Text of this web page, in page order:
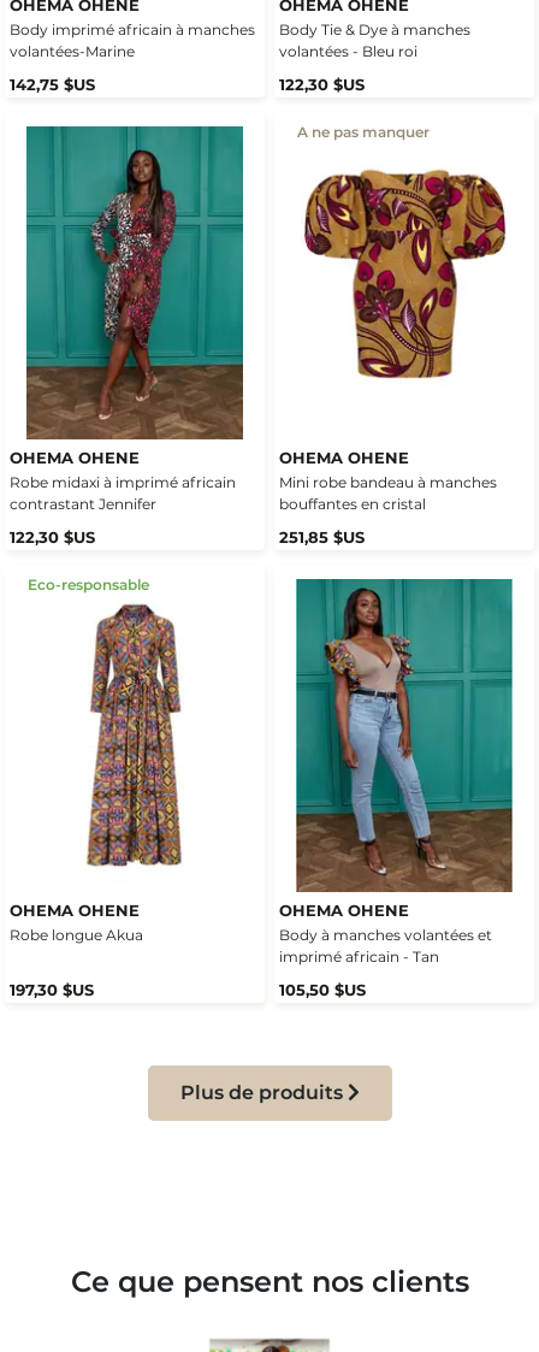
OHEMA OHENE
Body imprimé africain à manches
volantées-Marine
142,75 $US
OHEMA OHENE
Body Tie & Dye à manches
volantées - Bleu roi
122,30 $US
OHEMA OHENE
Robe midaxi à imprimé africain
contrastant Jennifer
122,30 $US
A ne pas manquer
OHEMA OHENE
Mini robe bandeau à manches
bouffantes en cristal
251,85 $US
Eco-responsable
OHEMA OHENE
Robe longue Akua
197,30 $US
OHEMA OHENE
Body à manches volantées et
imprimé africain - Tan
105,50 $US
Plus de produits
Ce que pensent nos clients